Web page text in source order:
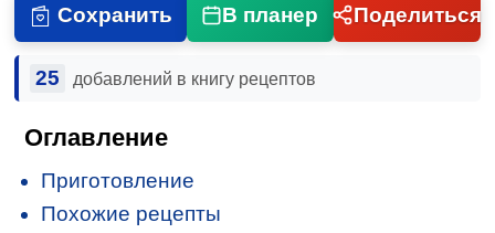
Сохранить В планер Поделиться
25 добавлений в книгу рецептов
Оглавление
Приготовление
Похожие рецепты